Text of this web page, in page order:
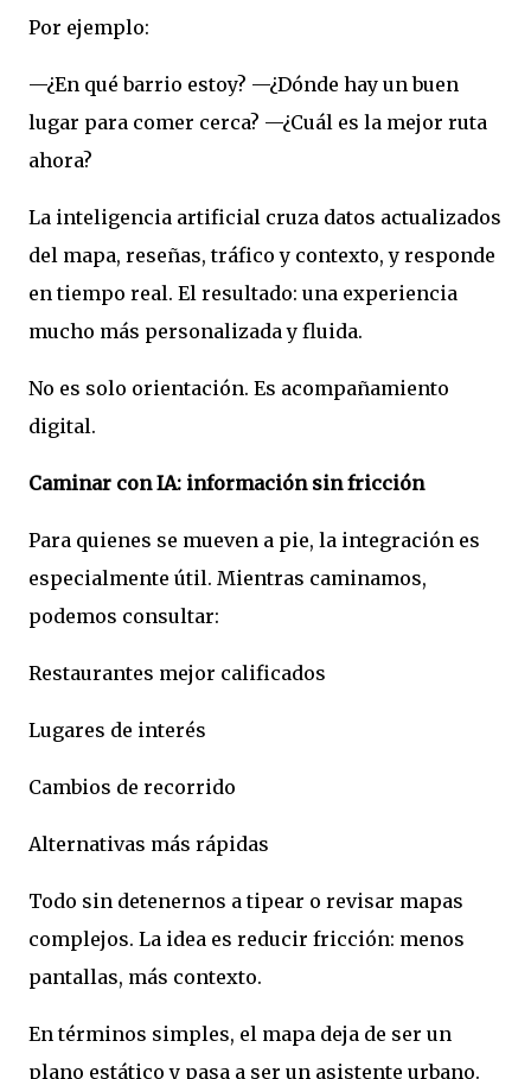
Por ejemplo:
—¿En qué barrio estoy? —¿Dónde hay un buen
lugar para comer cerca? —¿Cuál es la mejor ruta
ahora?
La inteligencia artificial cruza datos actualizados
del mapa, reseñas, tráfico y contexto, y responde
en tiempo real. El resultado: una experiencia
mucho más personalizada y fluida.
No es solo orientación. Es acompañamiento
digital.
Caminar con IA: información sin fricción
Para quienes se mueven a pie, la integración es
especialmente útil. Mientras caminamos,
podemos consultar:
Restaurantes mejor calificados
Lugares de interés
Cambios de recorrido
Alternativas más rápidas
Todo sin detenernos a tipear o revisar mapas
complejos. La idea es reducir fricción: menos
pantallas, más contexto.
En términos simples, el mapa deja de ser un
plano estático y pasa a ser un asistente urbano.